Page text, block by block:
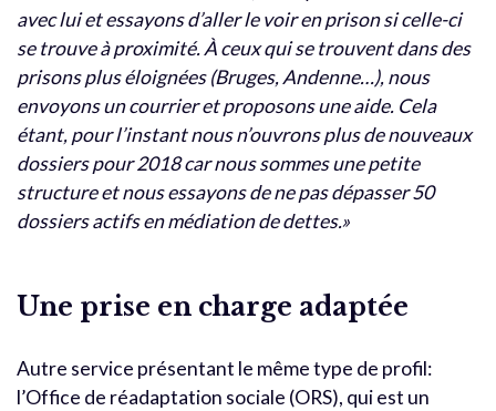
avec lui et essayons d’aller le voir en prison si celle-ci
se trouve à proximité.À ceux qui se trouvent dans des
prisons plus éloignées (Bruges, Andenne…), nous
envoyons un courrier et proposons une aide. Cela
étant, pour l’instant nous n’ouvrons plus de nouveaux
dossiers pour 2018 car nous sommes une petite
structure et nous essayons de ne pas dépasser 50
dossiers actifs en médiation de dettes.»
Une prise en charge adaptée
Autre service présentant le même type de profil:
l’Office de réadaptation sociale (ORS), qui est un